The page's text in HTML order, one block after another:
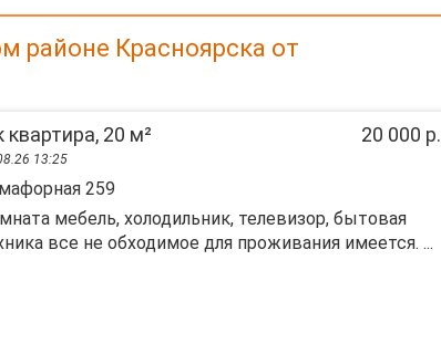
районе Красноярска от
квартира, 20 м² 20 000 р.
13:25
259
мебель, холодильник, телевизор, бытовая
все не обходимое для проживания имеется. ...